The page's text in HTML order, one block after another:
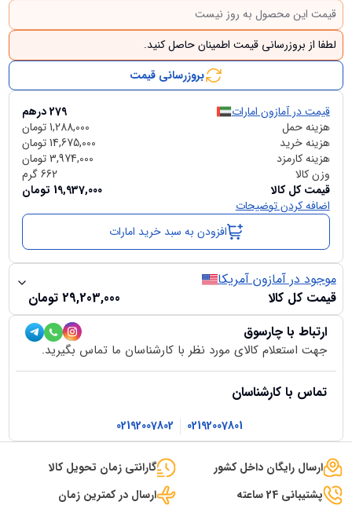
قیمت این محصول به روز نیست
لطفا از بروزرسانی قیمت اطمینان حاصل کنید.
بروزرسانی قیمت
قیمت در آمازون امارات 279درهم
هزینه حمل
1,288,000تومان
هزینه خرید
14,675,000تومان
هزینه کارمزد
3,974,000تومان
وزن کالا
662گرم
قیمت کل کالا
19,937,000 تومان
اضافه کردن توضیحات
افزودن به سبد خرید امارات
موجود در آمازون آمریکا
قیمت کل کالا
29,203,000 تومان
ارتباط با چارسوق
جهت استعلام کالای مورد نظر با کارشناسان ما تماس بگیرید.
تماس با کارشناسان
02192007801
02192007802
ارسال رایگان داخل کشور
گارانتی زمان تحویل کالا
پشتیبانی 24 ساعته
ارسال در کمترین زمان